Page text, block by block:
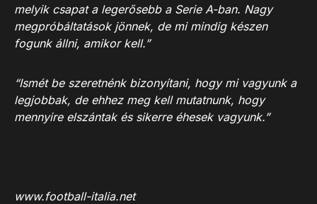
melyik csapat a legerősebb a Serie A-ban. Nagy
megpróbáltatások jönnek, de mi mindig készen
fogunk állni, amikor kell.”
“Ismét be szeretnénk bizonyítani, hogy mi vagyunk a
legjobbak, de ehhez meg kell mutatnunk, hogy
mennyire elszántak és sikerre éhesek vagyunk.”
www.football-italia.net